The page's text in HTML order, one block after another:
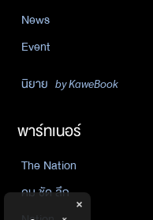
News
Event
นิยาย by KaweBook
พาร์ทเนอร์
The Nation
คม ชัด ลึก
×